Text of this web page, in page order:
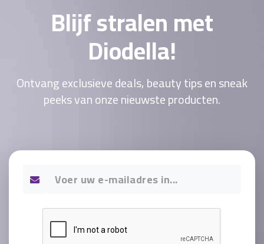
Blijf stralen met
Diodella!
Ontvang exclusieve deals, beauty tips en sneak
peeks van onze nieuwste producten.